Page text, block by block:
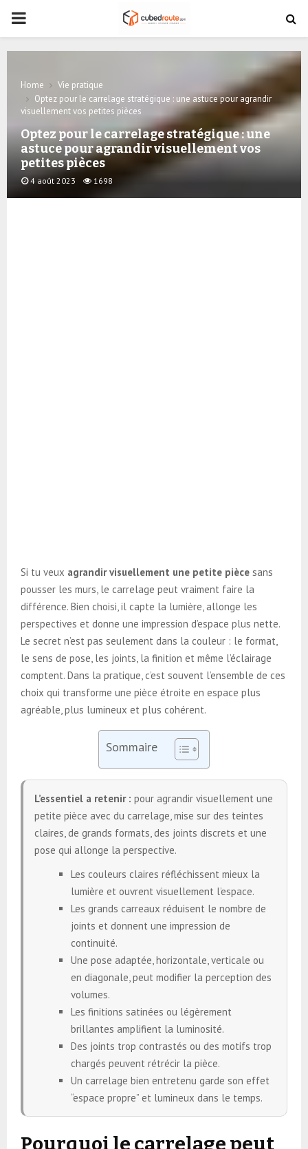
PRIMARY
MENU
Home
Vie pratique
Optez pour le carrelage stratégique : une astuce pour agrandir
visuellement vos petites pièces
Optez pour le carrelage stratégique : une
astuce pour agrandir visuellement vos
petites pièces
4 août 2023 1698
Si tu veux agrandir visuellement une petite pièce sans
pousser les murs, le carrelage peut vraiment faire la
différence. Bien choisi, il capte la lumière, allonge les
perspectives et donne une impression d’espace plus nette.
Le secret n’est pas seulement dans la couleur : le format,
le sens de pose, les joints, la finition et même l’éclairage
comptent. Dans la pratique, c’est souvent l’ensemble de ces
choix qui transforme une pièce étroite en espace plus
agréable, plus lumineux et plus cohérent.
Sommaire
L’essentiel a retenir : pour agrandir visuellement une
petite pièce avec du carrelage, mise sur des teintes
claires, de grands formats, des joints discrets et une
pose qui allonge la perspective.
Les couleurs claires réfléchissent mieux la
lumière et ouvrent visuellement l’espace.
Les grands carreaux réduisent le nombre de
joints et donnent une impression de
continuité.
Une pose adaptée, horizontale, verticale ou
en diagonale, peut modifier la perception des
volumes.
Les finitions satinées ou légèrement
brillantes amplifient la luminosité.
Des joints trop contrastés ou des motifs trop
chargés peuvent rétrécir la pièce.
Un carrelage bien entretenu garde son effet
“espace propre” et lumineux dans le temps.
Pourquoi le carrelage peut